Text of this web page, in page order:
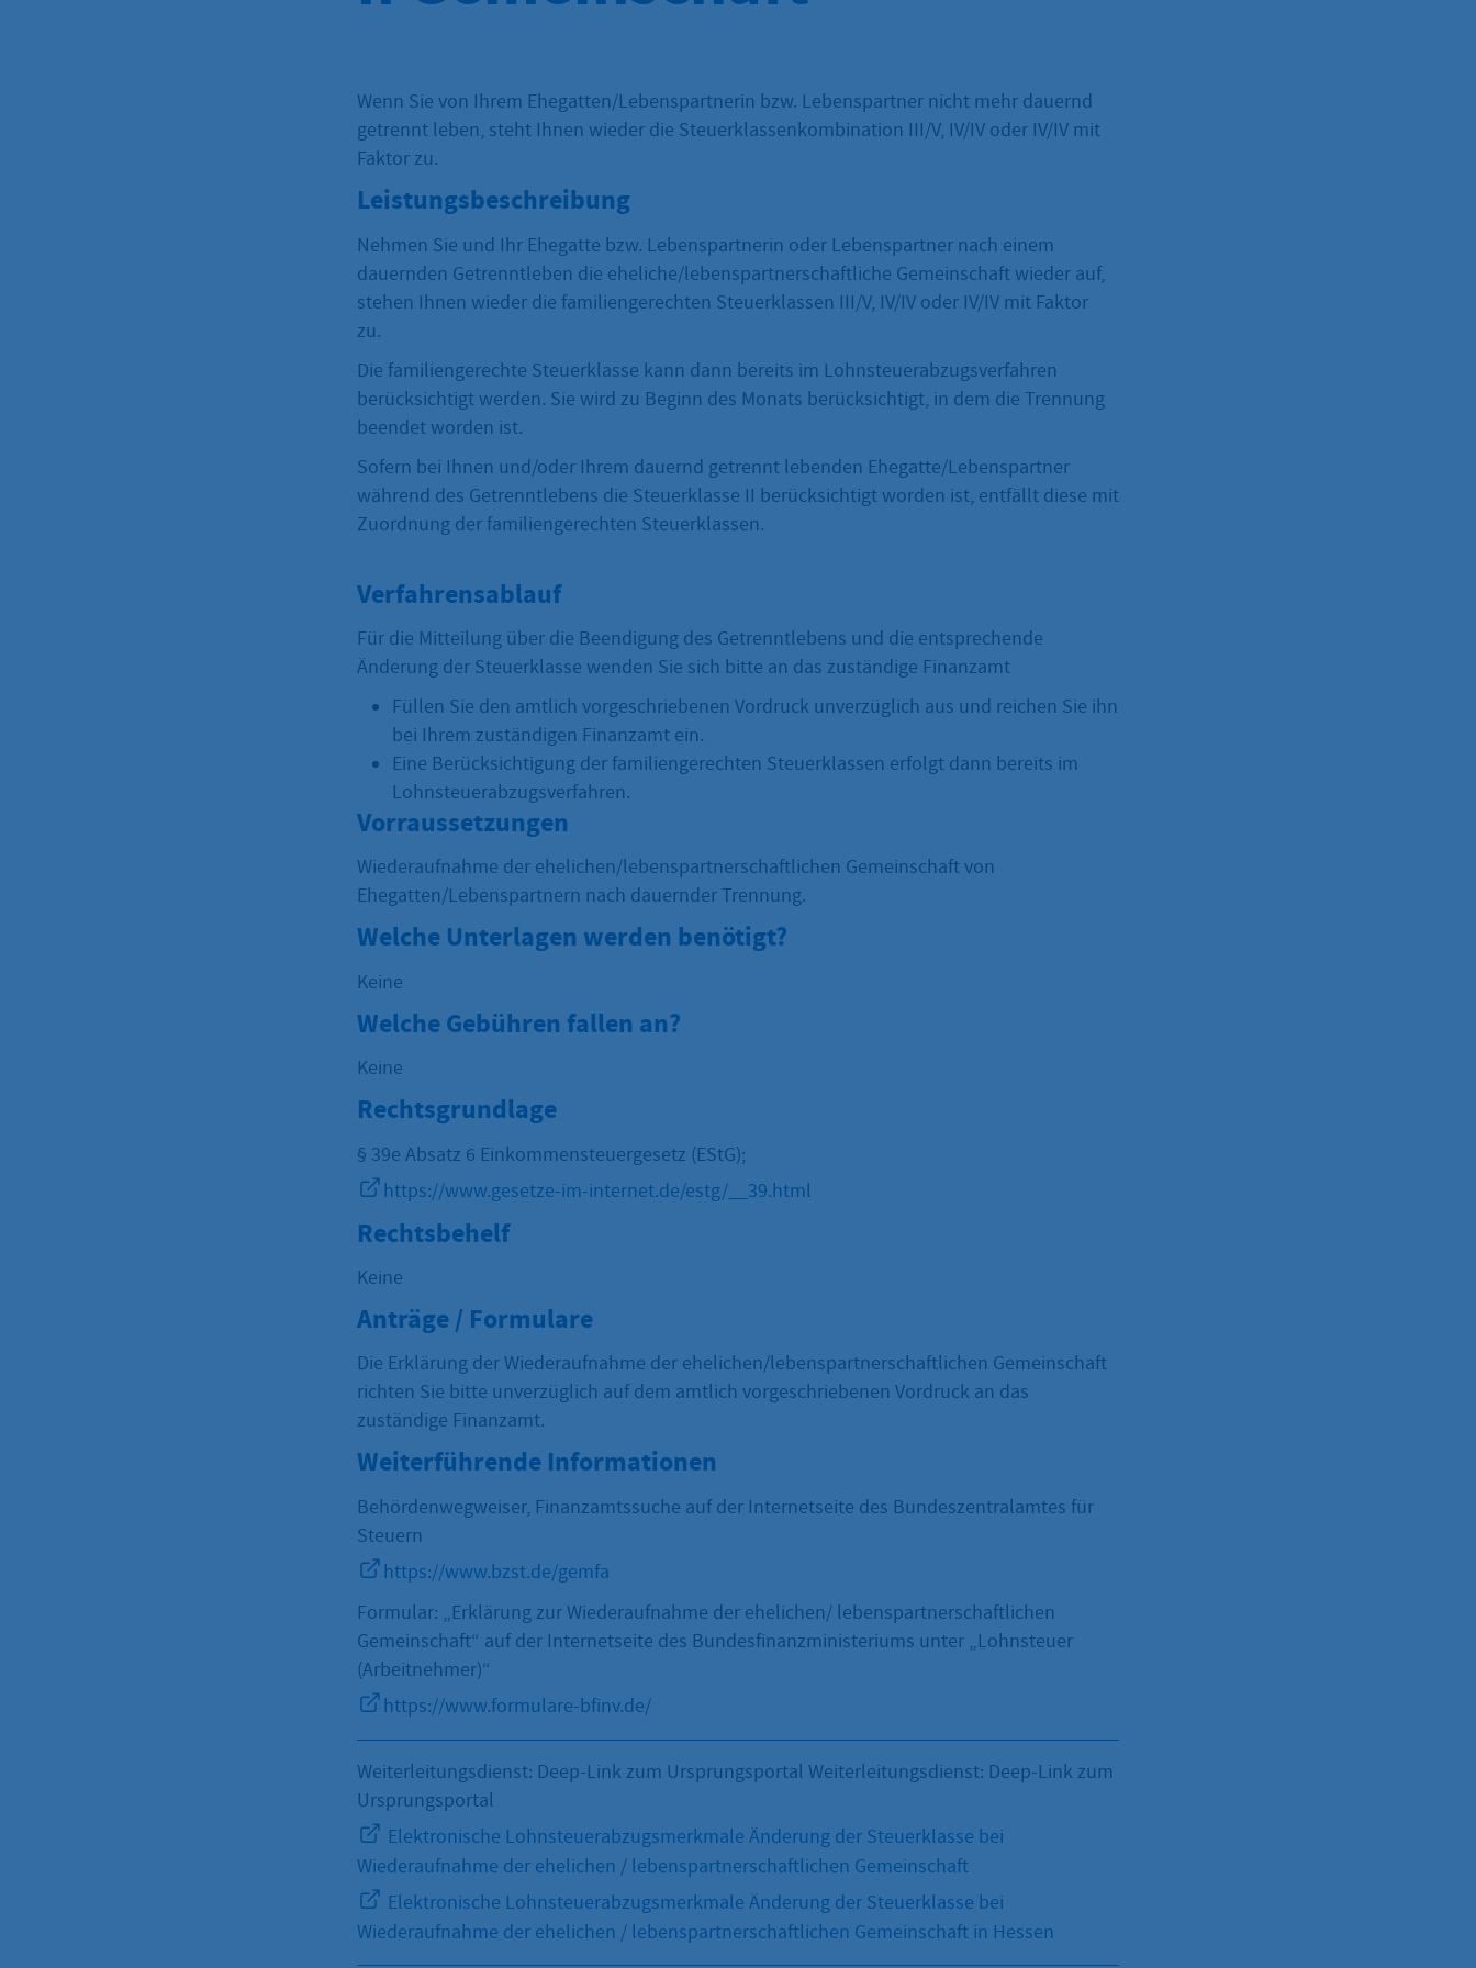
Wenn Sie von Ihrem Ehegatten/Lebenspartnerin bzw. Lebenspartner nicht mehr dauernd
getrennt leben, steht Ihnen wieder die Steuerklassenkombination III/V, IV/IV oder IV/IV mit
Faktor zu.
Leistungsbeschreibung
Nehmen Sie und Ihr Ehegatte bzw. Lebenspartnerin oder Lebenspartner nach einem
dauernden Getrenntleben die eheliche/lebenspartnerschaftliche Gemeinschaft wieder auf,
stehen Ihnen wieder die familiengerechten Steuerklassen III/V, IV/IV oder IV/IV mit Faktor
zu.
Die familiengerechte Steuerklasse kann dann bereits im Lohnsteuerabzugsverfahren
berücksichtigt werden. Sie wird zu Beginn des Monats berücksichtigt, in dem die Trennung
beendet worden ist.
Sofern bei Ihnen und/oder Ihrem dauernd getrennt lebenden Ehegatte/Lebenspartner
während des Getrenntlebens die Steuerklasse II berücksichtigt worden ist, entfällt diese mit
Zuordnung der familiengerechten Steuerklassen.
Verfahrensablauf
Für die Mitteilung über die Beendigung des Getrenntlebens und die entsprechende
Änderung der Steuerklasse wenden Sie sich bitte an das zuständige Finanzamt
Füllen Sie den amtlich vorgeschriebenen Vordruck unverzüglich aus und reichen Sie ihn
bei Ihrem zuständigen Finanzamt ein.
Eine Berücksichtigung der familiengerechten Steuerklassen erfolgt dann bereits im
Lohnsteuerabzugsverfahren.
Vorraussetzungen
Wiederaufnahme der ehelichen/lebenspartnerschaftlichen Gemeinschaft von
Ehegatten/Lebenspartnern nach dauernder Trennung.
Welche Unterlagen werden benötigt?
Keine
Welche Gebühren fallen an?
Keine
Rechtsgrundlage
§ 39e Absatz 6 Einkommensteuergesetz (EStG);
https://www.gesetze-im-internet.de/estg/__39.html
Rechtsbehelf
Keine
Anträge / Formulare
Die Erklärung der Wiederaufnahme der ehelichen/lebenspartnerschaftlichen Gemeinschaft
richten Sie bitte unverzüglich auf dem amtlich vorgeschriebenen Vordruck an das
zuständige Finanzamt.
Weiterführende Informationen
Behördenwegweiser, Finanzamtssuche auf der Internetseite des Bundeszentralamtes für
Steuern
https://www.bzst.de/gemfa
Formular: „Erklärung zur Wiederaufnahme der ehelichen/ lebenspartnerschaftlichen
Gemeinschaft“ auf der Internetseite des Bundesfinanzministeriums unter „Lohnsteuer
(Arbeitnehmer)“
https://www.formulare-bfinv.de/
Weiterleitungsdienst: Deep-Link zum Ursprungsportal Weiterleitungsdienst: Deep-Link zum
Ursprungsportal
Elektronische Lohnsteuerabzugsmerkmale Änderung der Steuerklasse bei
Wiederaufnahme der ehelichen / lebenspartnerschaftlichen Gemeinschaft
Elektronische Lohnsteuerabzugsmerkmale Änderung der Steuerklasse bei
Wiederaufnahme der ehelichen / lebenspartnerschaftlichen Gemeinschaft in Hessen